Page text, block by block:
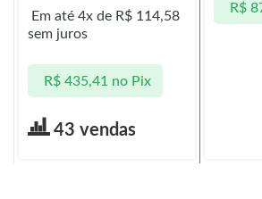
Em até 4x de R$ 114,58
sem juros
R$435,41 no Pix
43 vendas
R$